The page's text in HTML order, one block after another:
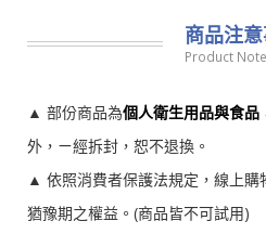
商品注
Product
▲ 部份商品為個人衛生用品與食品
外，ㄧ經拆封，恕不退換。
▲ 依照消費者保護法規定，線上購
猶豫期之權益。(商品皆不可試用)